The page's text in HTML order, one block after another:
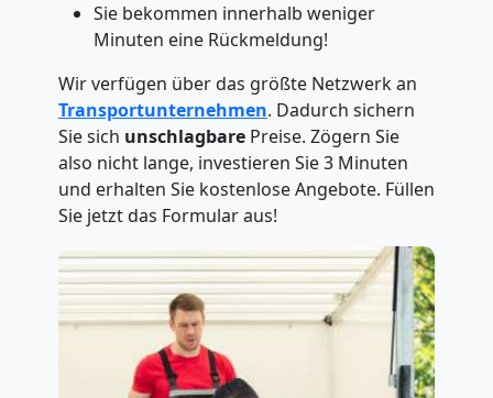
Sie bekommen innerhalb weniger
Minuten eine Rückmeldung!
Wir verfügen über das größte Netzwerk an
Transportunternehmen. Dadurch sichern
Sie sich unschlagbare Preise. Zögern Sie
also nicht lange, investieren Sie 3 Minuten
und erhalten Sie kostenlose Angebote. Füllen
Sie jetzt das Formular aus!